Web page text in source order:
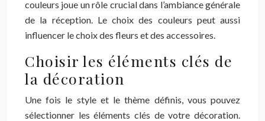
couleurs joue un rôle crucial dans l’ambiance générale
de la réception. Le choix des couleurs peut aussi
influencer le choix des fleurs et des accessoires.
Choisir les éléments clés de
la décoration
Une fois le style et le thème définis, vous pouvez
sélectionner les éléments clés de votre décoration.